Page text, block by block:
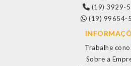
(19) 3929-
(19) 99654-
Trabalhe
Sobre a